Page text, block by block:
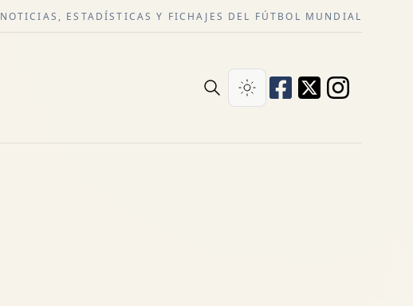
NOTICIAS, ESTADÍSTICAS Y FICHAJES DEL FÚTBOL MUNDIAL